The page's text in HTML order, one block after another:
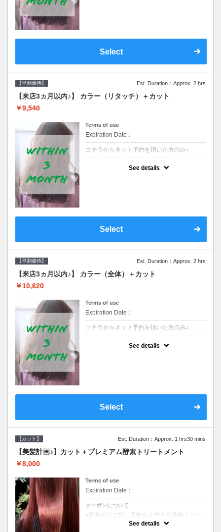
Select
【早割優待】 Est. Duration：Approx. 2 hrs
【来店3ヵ月以内♪】 カラー（リタッチ）＋カット
￥9,540
Terms of use
Expiration Date：
コチラからネット予約を頂いた方のみ♪
See details
Select
【早割優待】 Est. Duration：Approx. 2 hrs
【来店3ヵ月以内♪】 カラー（全体）＋カット
￥10,620
Terms of use
Expiration Date：
コチラからネット予約を頂いた方のみ♪
See details
Select
【カット】 Est. Duration：Approx. 1 hrs30 mins
【美髪計画♪】カット＋プレミアム酵素トリートメント
￥8,000
Terms of use
Expiration Date：
クーポンについて
●酵素の力で髪に柔軟性を与える最新トリー
トメント●ＳＢ込●長さ料金あり《こちらのク
ーポンご利用のお客様のみ》オリジナル酵素
See details